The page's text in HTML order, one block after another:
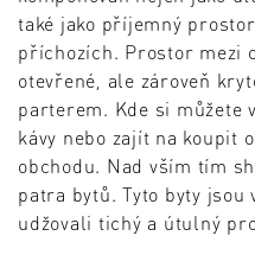
také jako příjemný
příchozích. Prostor mezi
otevřené, ale zároveň
parterem. Kde si můžete
kávy nebo zajít na koupit
obchodu. Nad vším tím
patra bytů. Tyto byty jsou
udžovali tichý a útulný